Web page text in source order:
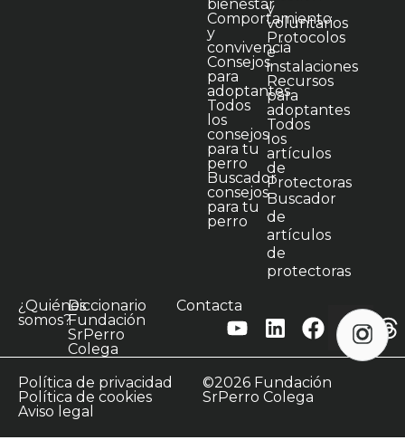
bienestar
Comportamiento
y
convivencia
Consejos
para
adoptantes
Todos
los
consejos
para tu
perro
Buscador
consejos
para tu
perro
y
voluntarios
Protocolos
e
instalaciones
Recursos
para
adoptantes
Todos
los
artículos
de
Protectoras
Buscador
de
artículos
de
protectoras
¿Quiénes
somos?
Diccionario
Fundación
SrPerro
Colega
Contacta
Política de privacidad
Política de cookies
Aviso legal
©2026 Fundación
SrPerro Colega